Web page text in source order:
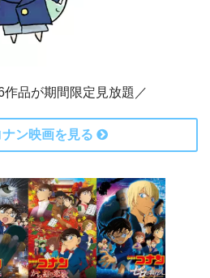
作品が期間限定見放題／
ン映画を見る